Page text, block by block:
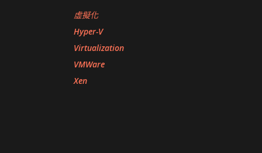
虛擬化
Hyper-V
Virtualization
VMWare
Xen